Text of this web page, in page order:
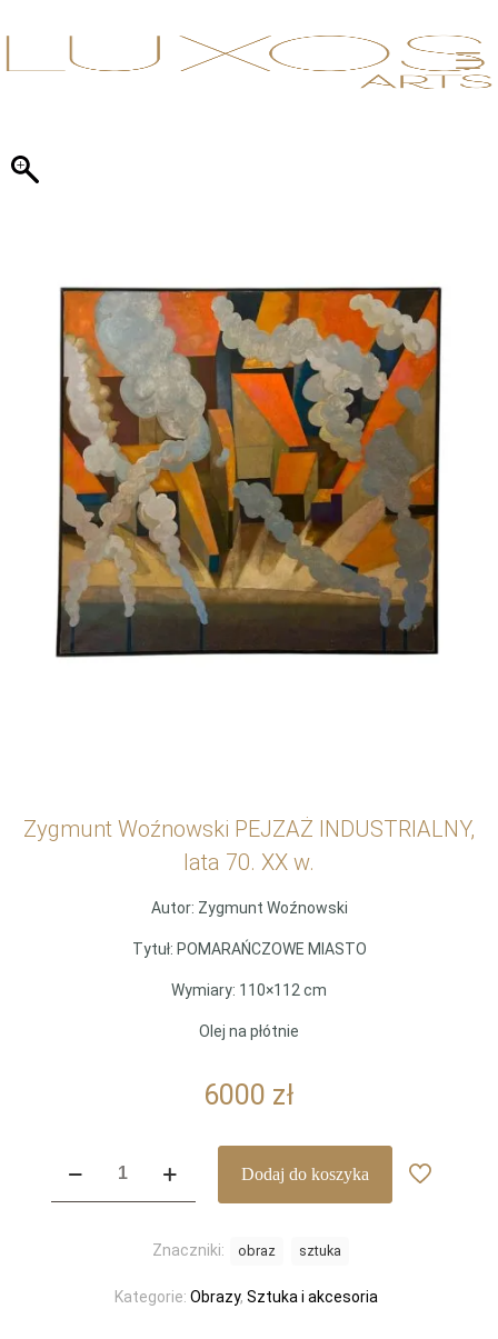
Zygmunt Woźnowski PEJZAŻ INDUSTRIALNY,
lata 70. XX w.
Autor: Zygmunt Woźnowski
Tytuł: POMARAŃCZOWE MIASTO
Wymiary: 110×112 cm
Olej na płótnie
6000 zł
Zygmunt
Woźnowski
INDUSTRIALNY,
Dodaj do koszyka
Kategorie: Obrazy, Sztuka i akcesoria
Znaczniki: obraz sztuka